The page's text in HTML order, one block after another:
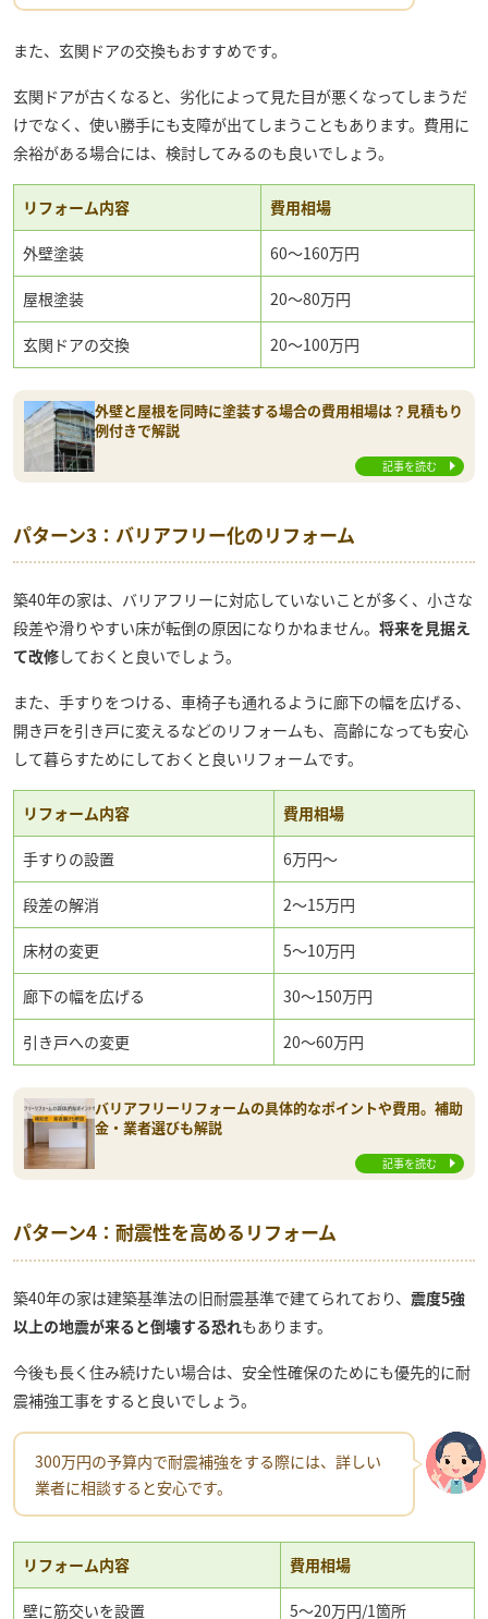
また、玄関ドアの交換もおすすめです。
玄関ドアが古くなると、劣化によって見た目が悪くなってしまうだ
けでなく、使い勝手にも支障が出てしまうこともあります。費用に
余裕がある場合には、検討してみるのも良いでしょう。
リフォーム内容 費用相場
外壁塗装 60〜160万円
屋根塗装 20〜80万円
玄関ドアの交換 20～100万円
外壁と屋根を同時に塗装する場合の費用相場は？見積もり
例付きで解説
記事を読む
パターン3：バリアフリー化のリフォーム
築40年の家は、バリアフリーに対応していないことが多く、小さな
段差や滑りやすい床が転倒の原因になりかねません。 将来を見据え
て改修しておくと良いでしょう。
また、手すりをつける、車椅子も通れるように廊下の幅を広げる、
開き戸を引き戸に変えるなどのリフォームも、高齢になっても安心
して暮らすためにしておくと良いリフォームです。
リフォーム内容 費用相場
手すりの設置 6万円～
段差の解消 2〜15万円
床材の変更 5～10万円
廊下の幅を広げる 30～150万円
引き戸への変更 20～60万円
バリアフリーリフォームの具体的なポイントや費用。補助
金・業者選びも解説
記事を読む
パターン4：耐震性を高めるリフォーム
築40年の家は建築基準法の旧耐震基準で建てられており、 震度5強
以上の地震が来ると倒壊する恐れもあります。
今後も長く住み続けたい場合は、安全性確保のためにも優先的に耐
震補強工事をすると良いでしょう。
300万円の予算内で耐震補強をする際には、詳しい
業者に相談すると安心です。
リフォーム内容 費用相場
壁に筋交いを設置 5〜20万円/1箇所